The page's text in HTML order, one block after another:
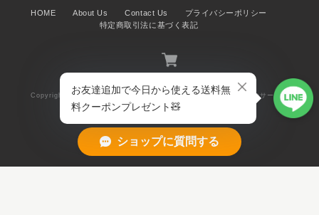
HOME About Us Contact Us
プライバシーポリシー
特定商取引法に基づく表記
Copyright © KOGUMA PAPER CIRCUS 紙モノと暮らしアイテムのサーカ
ス. All Rights Reserved.
ショップに質問する